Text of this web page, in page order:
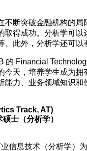
不断突破金融机构的
取得成功。分析学可
。此外，分析学还可以
的 Financial
今天，培养学生成为
能力、业务领域知识和
Track, AT)
士（分析学）
信息技术（分析学）